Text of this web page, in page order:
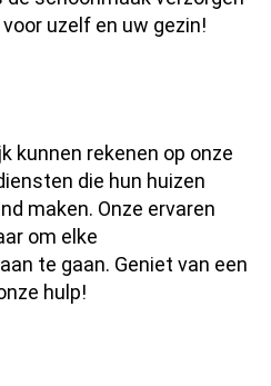
uzelf en uw gezin!
kunnen rekenen op onze
die hun huizen
maken. Onze ervaren
om elke
te gaan. Geniet van een
hulp!